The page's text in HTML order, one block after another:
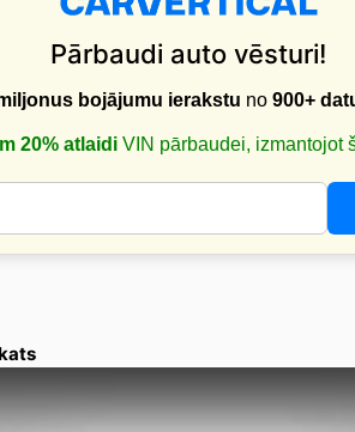
Pārbaudi auto vēsturi!
bojājumu ierakstu no 900+
20% atlaidiVIN pārbaudei, izmantojot